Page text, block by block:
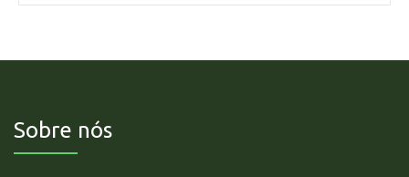
Sobre nós